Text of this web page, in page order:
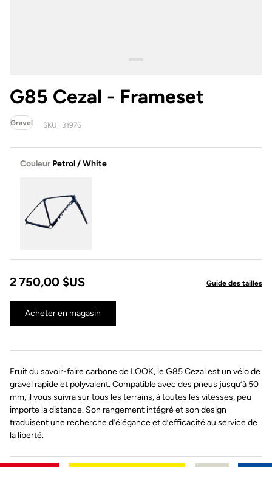
G85 Cezal - Frameset
Gravel SKU | 31976
Couleur Petrol / White
2 750,00 $US Guide des tailles
Acheter en magasin
Fruit du savoir-faire carbone de LOOK, le G85 Cezal est un vélo de
gravel rapide et polyvalent. Compatible avec des pneus jusqu’à 50
mm, il vous suivra sur tous les terrains, à toutes les vitesses, peu
importe la distance. Son rangement intégré et son design
traduisent une recherche d’élégance et d’efficacité au service de
la liberté.